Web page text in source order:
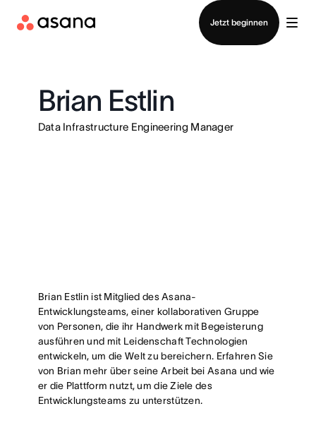
Jetzt beginnen
Vertrieb kontaktieren
Brian Estlin
Data Infrastructure Engineering Manager
Brian Estlin ist Mitglied des Asana-
Entwicklungsteams, einer kollaborativen Gruppe
von Personen, die ihr Handwerk mit Begeisterung
ausführen und mit Leidenschaft Technologien
entwickeln, um die Welt zu bereichern. Erfahren Sie
von Brian mehr über seine Arbeit bei Asana und wie
er die Plattform nutzt, um die Ziele des
Entwicklungsteams zu unterstützen.